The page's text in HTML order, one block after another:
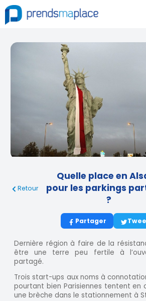
Retour
Quelle place en
pour les parkings
?
Partager
Dernière région à faire de la
être une terre peu fertile à
partagé.
Trois start-ups aux noms à
pourtant bien Parisiennes tentent en
une brèche dans le stationnement à